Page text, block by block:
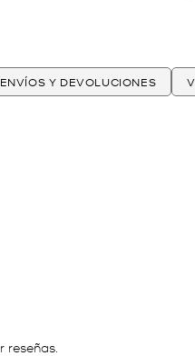
ENVÍOS Y DEVOLUCIONES